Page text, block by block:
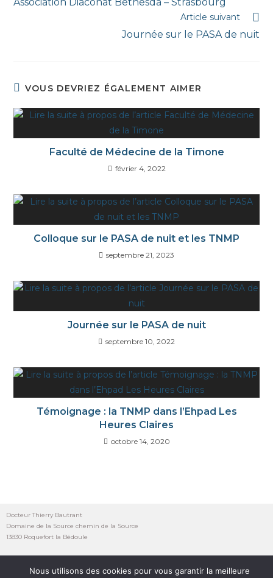
Article suivant
Journée sur le PASA de nuit
VOUS DEVRIEZ ÉGALEMENT AIMER
Faculté de Médecine de la Timone
février 4, 2022
Colloque sur le PASA de nuit et les TNMP
septembre 21, 2023
Journée sur le PASA de nuit
septembre 10, 2022
Témoignage : la TNMP dans l’Ehpad Les
Heures Claires
octobre 14, 2020
Docteur Thierry Bautrant
Domaine de la Source chemin de la Source
13830 Roquefort la Bédoule
Mentions Légales et Politique de Confidentialité
Nous utilisons des cookies pour vous garantir la meilleure